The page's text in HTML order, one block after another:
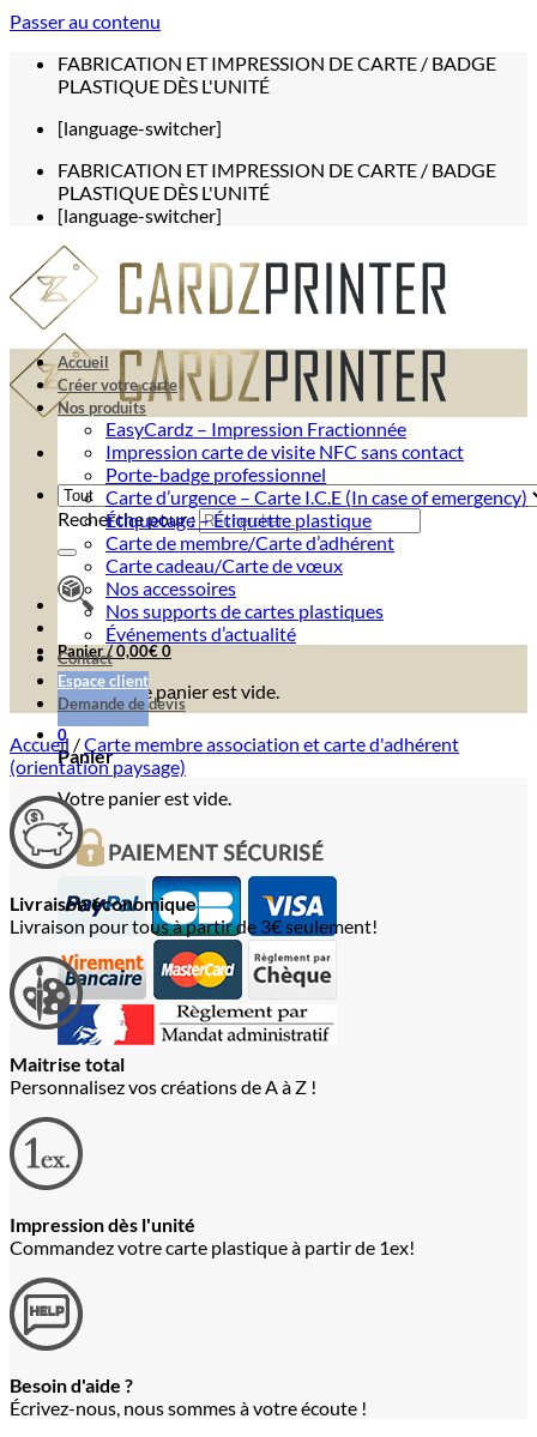
Passer au contenu
FABRICATION ET IMPRESSION DE CARTE / BADGE
PLASTIQUE DÈS L'UNITÉ
[language-switcher]
FABRICATION ET IMPRESSION DE CARTE / BADGE
PLASTIQUE DÈS L'UNITÉ
[language-switcher]
Recherche pour :
Panier /0,00€0
Votre panier est vide.
0
Panier
Votre panier est vide.
Accueil
Créer votre carte
Nos produits
EasyCardz – Impression Fractionnée
Impression carte de visite NFC sans contact
Porte-badge professionnel
Carte d’urgence – Carte I.C.E (In case of emergency)
Étiquetage – Étiquette plastique
Carte de membre/Carte d’adhérent
Carte cadeau/Carte de vœux
Nos accessoires
Nos supports de cartes plastiques
Événements d’actualité
Contact
Espace client
Demande de devis
Accueil /Carte membre association et carte d'adhérent
(orientation paysage)
Livraison économique
Livraison pour tous à partir de 3€ seulement!
Maitrise total
Personnalisez vos créations de A à Z !
Impression dès l'unité
Commandez votre carte plastique à partir de 1ex!
Besoin d'aide ?
Écrivez-nous, nous sommes à votre écoute !